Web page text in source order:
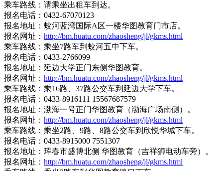
乘车路线：请乘坐出租车到达。
报名电话：0432-67070123
报名地址：蛟河蓝湾国际A区一楼华图教育门市店。
报名网址： http://bm.huatu.com/zhaosheng/jl/gkms.html
乘车路线：乘坐7路车到蛟河五中下车。
报名电话：0433-2766099
报名地址：延边大学正门东侧华图教育。
报名网址： http://bm.huatu.com/zhaosheng/jl/gkms.html
乘车路线：乘16路、37路公交车到延边大学下车。
报名电话：0433-8916111 15567687579
报名地址：渤海一号正门华图教育（渤海广场南侧）。
报名网址： http://bm.huatu.com/zhaosheng/jl/gkms.html
乘车路线：乘坐2路、9路、8路公交车到欣悦华城下车。
报名电话：0433-8915000 7551307
报名地址：珲春市盛博北侧 华图教育（吉祥狮电动车旁）。
报名网址： http://bm.huatu.com/zhaosheng/jl/gkms.html